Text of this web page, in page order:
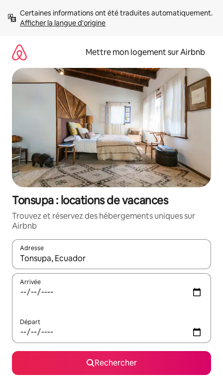
directement
Afficher la langue d'origine
Mettre mon logement sur Airbnb
Tonsupa : locations de vacances
Trouvez et réservez des hébergements uniques sur
Airbnb
Adresse
Lorsque les résultats s'affichent, utilisez les flèches vers le
Arrivée
Départ
Rechercher